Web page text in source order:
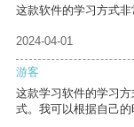
这款软件的学习方式非
2024-04-01
游客
这款学习软件的学习
式。我可以根据自己的